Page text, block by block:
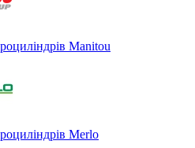
Manitou
Merlo